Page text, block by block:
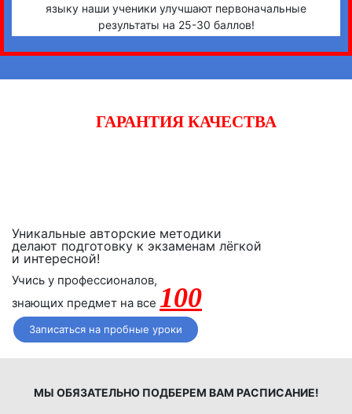
языку наши ученики улучшают первоначальные
результаты на 25-30 баллов!
ГАРАНТИЯ КАЧЕСТВА
Уникальные авторские методики
делают подготовку к экзаменам лёгкой
и интересной!
Учись у профессионалов,
знающих предмет на все 100
Записаться на пробные уроки
МЫ ОБЯЗАТЕЛЬНО ПОДБЕРЕМ ВАМ РАСПИСАНИЕ!